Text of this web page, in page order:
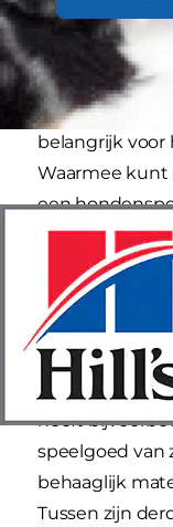
belangrijk
laat
rolt om zichzelf
belangrijk voor
Waarmee
een
Leeftijd
Hoewel een
ouder wordt,
met zijn
heeft
speelgoed van
behaaglijk
Tussen zijn